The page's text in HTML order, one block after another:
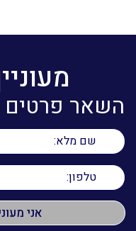
השאר פרטים